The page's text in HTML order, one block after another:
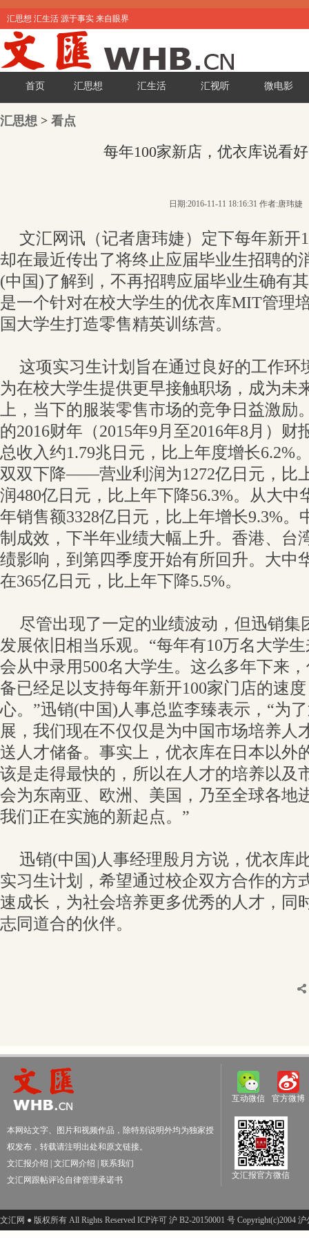
汇思想 汇生活 源于事实 来自眼界
首页 汇思想 汇生活 汇视听 微电影
汇思想 > 看点
每年100家新店，优衣库说看
日期:2016-11-11 18:16:31 作者:唐玮婕
文汇网讯（记者唐玮婕）定下每年新开
却在最近传出了将终止应届毕业生招聘的
(中国)了解到，不再招聘应届毕业生确有
是一个针对在校大学生的优衣库MIT管理
国大学生打造零售精英训练营。
这项实习生计划旨在通过良好的工作环
为在校大学生提供更早接触职场，成为未
上，当下的服装零售市场的竞争日益激励
的2016财年（2015年9月至2016年8月）财
总收入约1.79兆日元，比上年度增长6.2%
双双下降——营业利润为1272亿日元，比
润480亿日元，比上年下降56.3%。从大中
年销售额3328亿日元，比上年增长9.3%。
制成效，下半年业绩大幅上升。香港、台
绩影响，到第四季度开始有所回升。大中
在365亿日元，比上年下降5.5%。
尽管出现了一定的业绩波动，但迅销集
发展依旧相当乐观。“每年有10万名大学
会从中录用500名大学生。这么多年下来
备已经足以支持每年新开100家门店的速
心。”迅销(中国)人事总监李臻表示，“为
展，我们现在不仅仅是为中国市场培养人
送人才储备。事实上，优衣库在日本以外
该是走得最快的，所以在人才的培养以及
会为东南亚、欧洲、美国，乃至全球各地
我们正在实施的新起点。”
迅销(中国)人事经理殷月方说，优衣库
实习生计划，希望通过校企双方合作的方
速成长，为社会培养更多优秀的人才，同
志同道合的伙伴。
本网站文字、图片和视频作品，除特别说明外均为独家授
权发布，转载请注明出处和原文链接。
文汇报介绍
文汇网介绍
联系我们
文汇网跟帖评论自律管理承诺书
互动微信 官方微博
文汇报官方微信
文汇网 ● 版权所有 All Rights Reserved ICP许可 沪 B2-20150001 号 Copyright(c)2004